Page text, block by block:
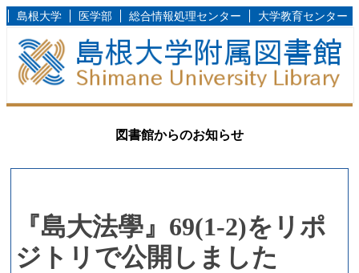
島根大学 医学部 総合情報処理センター 大学教育センター
図書館からのお知らせ
『島大法學』69(1-2)をリポ
ジトリで公開しました